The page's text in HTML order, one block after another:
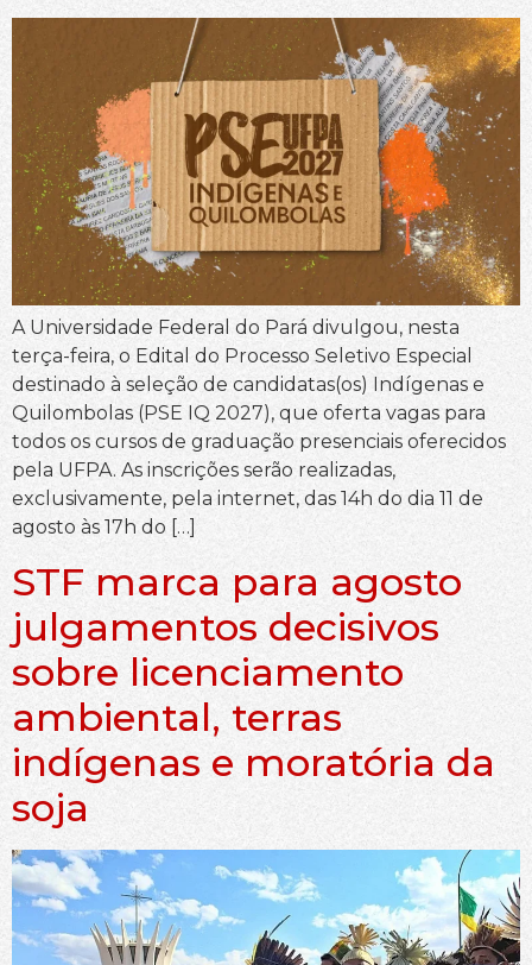
A Universidade Federal do Pará divulgou, nesta
terça-feira, o Edital do Processo Seletivo Especial
destinado à seleção de candidatas(os) Indígenas e
Quilombolas (PSE IQ 2027), que oferta vagas para
todos os cursos de graduação presenciais oferecidos
pela UFPA. As inscrições serão realizadas,
exclusivamente, pela internet, das 14h do dia 11 de
agosto às 17h do […]
STF marca para agosto
julgamentos decisivos
sobre licenciamento
ambiental, terras
indígenas e moratória da
soja